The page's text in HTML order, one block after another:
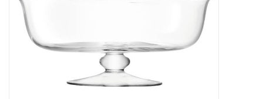
Bar & Wijn